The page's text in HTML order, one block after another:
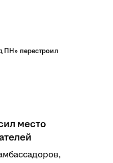
ПН» перестроил
место